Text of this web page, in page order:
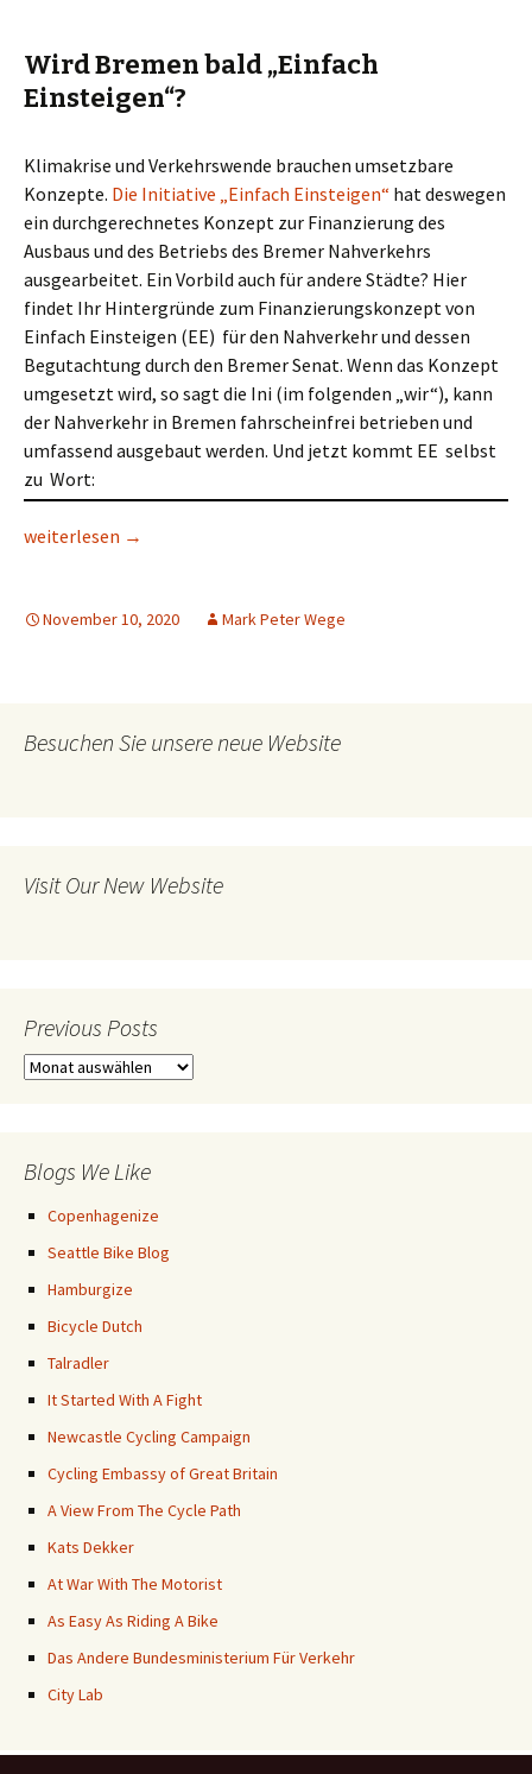
Wird Bremen bald „Einfach
Einsteigen“?
Klimakrise und Verkehrswende brauchen umsetzbare
Konzepte. Die Initiative „Einfach Einsteigen“ hat deswegen
ein durchgerechnetes Konzept zur Finanzierung des
Ausbaus und des Betriebs des Bremer Nahverkehrs
ausgearbeitet. Ein Vorbild auch für andere Städte? Hier
findet Ihr Hintergründe zum Finanzierungskonzept von
Einfach Einsteigen (EE) für den Nahverkehr und dessen
Begutachtung durch den Bremer Senat. Wenn das Konzept
umgesetzt wird, so sagt die Ini (im folgenden „wir“), kann
der Nahverkehr in Bremen fahrscheinfrei betrieben und
umfassend ausgebaut werden. Und jetzt kommt EE selbst
zu Wort:
Wird Bremen bald „Einfach Einsteigen“?
weiterlesen →
November 10, 2020 Mark Peter Wege
Besuchen Sie unsere neue Website
Visit Our New Website
Previous Posts
Previous
Blogs We Like
Copenhagenize
Seattle Bike Blog
Hamburgize
Bicycle Dutch
Talradler
It Started With A Fight
Newcastle Cycling Campaign
Cycling Embassy of Great Britain
A View From The Cycle Path
Kats Dekker
At War With The Motorist
As Easy As Riding A Bike
Das Andere Bundesministerium Für Verkehr
City Lab